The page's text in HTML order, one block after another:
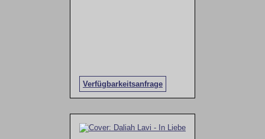
Verfügbarkeitsanfrage